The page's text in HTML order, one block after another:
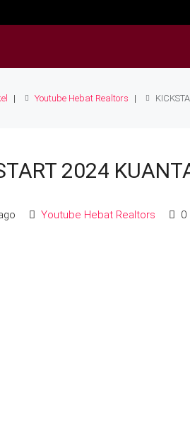
Youtube Hebat Realtors
2024
Youtube Hebat Realtors 0